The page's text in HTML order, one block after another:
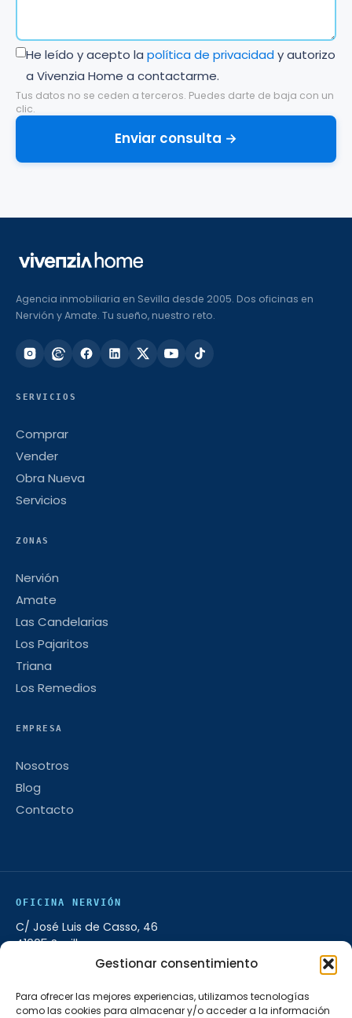
Gestionar consentimiento
Para ofrecer las mejores experiencias, utilizamos tecnologías
como las cookies para almacenar y/o acceder a la información
He leído y acepto la política de privacidady autorizo
a Vivenzia Home a contactarme.
Tus datos no se ceden a terceros. Puedes darte de baja con un
clic.
Enviar consulta →
Agencia inmobiliaria en Sevilla desde 2005. Dos oficinas en
Nervión y Amate. Tu sueño, nuestro reto.
SERVICIOS
Comprar
Vender
Obra Nueva
Servicios
ZONAS
Nervión
Amate
Las Candelarias
Los Pajaritos
Triana
Los Remedios
EMPRESA
Nosotros
Blog
Contacto
OFICINA NERVIÓN
C/ José Luis de Casso, 46
41005 Sevilla
L–V 9:00–14:00 · 17:00–20:00